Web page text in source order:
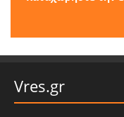
Vres.gr